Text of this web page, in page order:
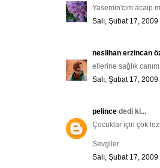
Yasemin'cim acaip
Salı, Şubat 17, 2009
neslihan erzincan
ellerine sağlık
Salı, Şubat 17, 2009
pelince dedi ki...
Çocuklar için çok
Sevgiler..
Salı, Şubat 17, 2009